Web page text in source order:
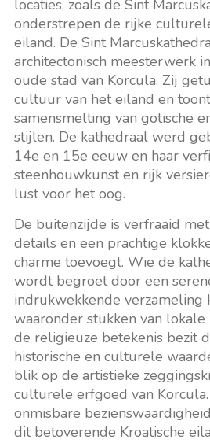
locaties, zoals de Sint
onderstrepen de rijke
eiland. De Sint
architectonisch meesterwerk
oude stad van Korcula. Zij
cultuur van het eiland en
samensmelting van gotische
stijlen. De kathedraal werd
14e en 15e eeuw en haar
steenhouwkunst en rijk
lust voor het oog.
De buitenzijde is verfraaid
details en een prachtige
charme toevoegt. Wie de
wordt begroet door een
indrukwekkende verzameling
waaronder stukken van lokale
de religieuze betekenis bezit
historische en culturele
blik op de artistieke
culturele erfgoed van
onmisbare
dit betoverende Kroatische